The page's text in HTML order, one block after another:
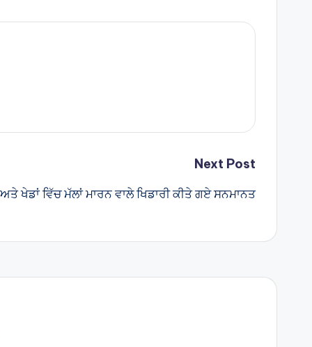
Next Post
ਖੇਡਾਂ ਵਿੱਚ ਮੱਲਾਂ ਮਾਰਨ ਵਾਲੇ ਖਿਡਾਰੀ ਕੀਤੇ ਗਏ ਸਨਮਾਨਤ